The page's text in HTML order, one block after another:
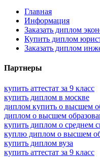
Главная
Информация
Заказать диплом
Купить диплом
Заказать диплом
Партнеры
купить аттестат за 9 класс
купить диплом в москве
диплом купить о высшем
диплом о высшем
купить диплом о среднем
куплю диплом о высшем
купить диплом вуза
купить аттестат за 9 класс